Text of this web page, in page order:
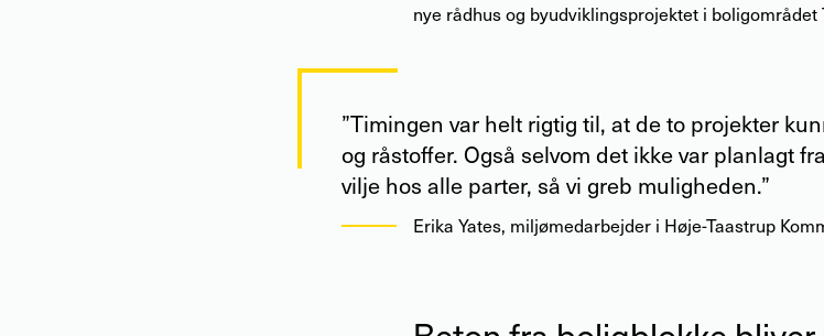
nye rådhus og byudviklingsprojektet i boligområdet
”Timingen var helt rigtig til, at de to projekter
og råstoffer. Også selvom det ikke var planlagt
vilje hos alle parter, så vi greb muligheden.”
Erika Yates, miljømedarbejder i Høje-Taastrup